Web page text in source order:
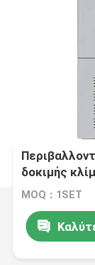
δοκιμής
MOQ：1SET